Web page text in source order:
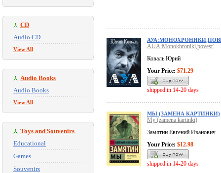
CD
Audio CD
View All
Audio Books
Audio Books
View All
Toys and Souvenirs
Educational
Games
Souvenirs
AUA:Monokhroniki,povest'
Коваль Юрий
Your Price: $71.29
shipped in 14-20 days
МЫ (ЗАМЕНА КАРТИНКИ)
My (zamena kartinki)
Замятин Евгений Иванович
Your Price: $12.98
shipped in 14-20 days